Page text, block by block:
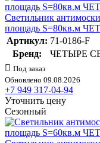
Светильник
площадь S=80кв.м
Артикул: 71-0186-F
Бренд:
ЧЕТЫРЕ
Под заказ
Обновлено 09.08.2026
+7 949 317-04-94
Уточнить цену
Сезонный